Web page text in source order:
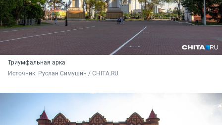
Триумфальная арка
Источник: Руслан Симушин / CHITA.RU